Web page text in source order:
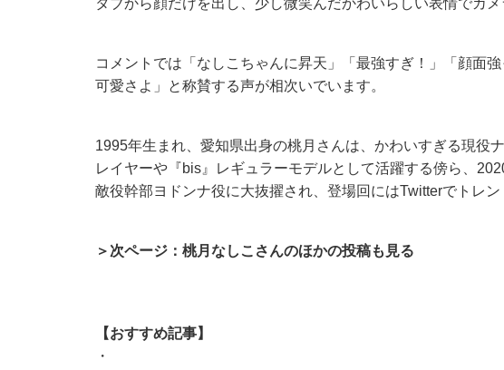
タブから顔だけを出し、少し微笑んだかわいらしい表情でカメ
コメントでは「なしこちゃんに昇天」「最強すぎ！」「顔面
可愛さよ」と称賛する声が相次いでいます。
1995年生まれ、愛知県出身の桃月さんは、かわいすぎる現役
レイヤーや『bis』レギュラーモデルとして活躍する傍ら、
敵役幹部ヨドンナ役に大抜擢され、登場回にはTwitterでトレ
＞次ページ：桃月なしこさんのほかの投稿も見る
【おすすめ記事】
・